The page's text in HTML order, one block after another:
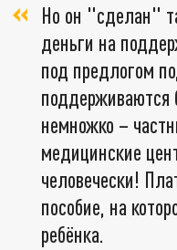
Но он "сделан"
деньги на
под предлогом
поддерживаются
немножко –
медицинские
человечески!
пособие, на
ребёнка.